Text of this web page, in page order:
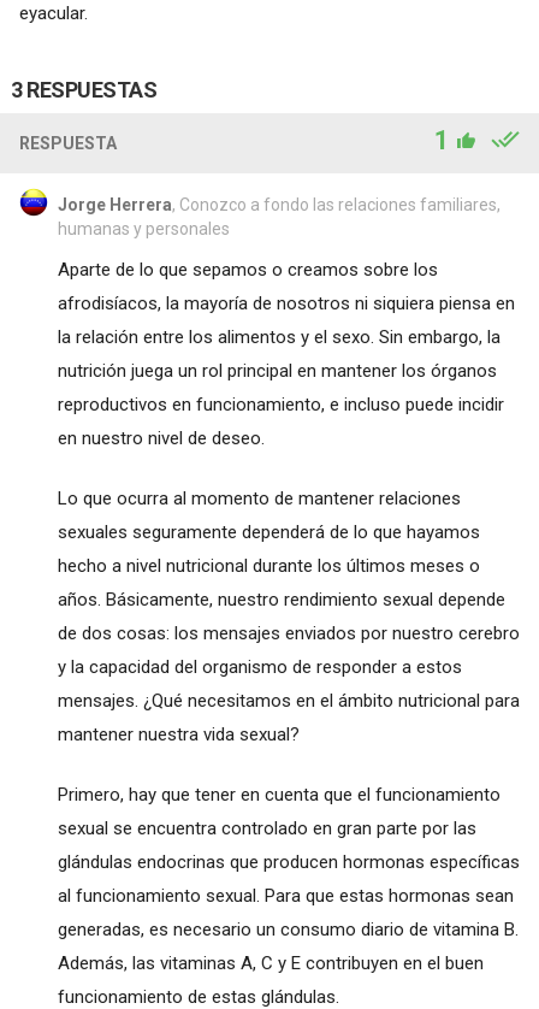
eyacular.
3 RESPUESTAS
RESPUESTA 1
Jorge Herrera, Conozco a fondo las relaciones familiares,
humanas y personales
Aparte de lo que sepamos o creamos sobre los
afrodisíacos, la mayoría de nosotros ni siquiera piensa en
la relación entre los alimentos y el sexo. Sin embargo, la
nutrición juega un rol principal en mantener los órganos
reproductivos en funcionamiento, e incluso puede incidir
en nuestro nivel de deseo.
Lo que ocurra al momento de mantener relaciones
sexuales seguramente dependerá de lo que hayamos
hecho a nivel nutricional durante los últimos meses o
años. Básicamente, nuestro rendimiento sexual depende
de dos cosas: los mensajes enviados por nuestro cerebro
y la capacidad del organismo de responder a estos
mensajes. ¿Qué necesitamos en el ámbito nutricional para
mantener nuestra vida sexual?
Primero, hay que tener en cuenta que el funcionamiento
sexual se encuentra controlado en gran parte por las
glándulas endocrinas que producen hormonas específicas
al funcionamiento sexual. Para que estas hormonas sean
generadas, es necesario un consumo diario de vitamina B.
Además, las vitaminas A, C y E contribuyen en el buen
funcionamiento de estas glándulas.